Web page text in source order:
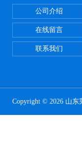
公司介绍
在线留言
联系我们
Copyright © 2026 山